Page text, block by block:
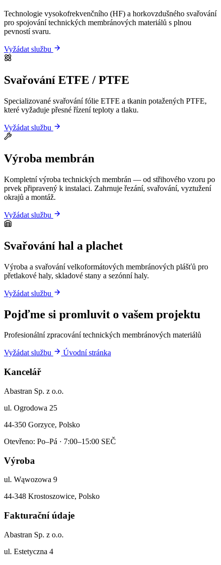
Technologie vysokofrekvenčního (HF) a horkovzdušného svařování
pro spojování technických membránových materiálů s plnou
pevností svaru.
Vyžádat službu
Svařování ETFE / PTFE
Specializované svařování fólie ETFE a tkanin potažených PTFE,
které vyžaduje přesné řízení teploty a tlaku.
Vyžádat službu
Výroba membrán
Kompletní výroba technických membrán — od střihového vzoru po
prvek připravený k instalaci. Zahrnuje řezání, svařování, vyztužení
okrajů a montáž.
Vyžádat službu
Svařování hal a plachet
Výroba a svařování velkoformátových membránových plášťů pro
přetlakové haly, skladové stany a sezónní haly.
Vyžádat službu
Pojďme si promluvit o vašem projektu
Profesionální zpracování technických membránových materiálů
Vyžádat službu Úvodní stránka
Kancelář
Abastran Sp. z o.o.
ul. Ogrodowa 25
44-350 Gorzyce, Polsko
Otevřeno: Po–Pá · 7:00–15:00 SEČ
Výroba
ul. Wąwozowa 9
44-348 Krostoszowice, Polsko
Fakturační údaje
Abastran Sp. z o.o.
ul. Estetyczna 4